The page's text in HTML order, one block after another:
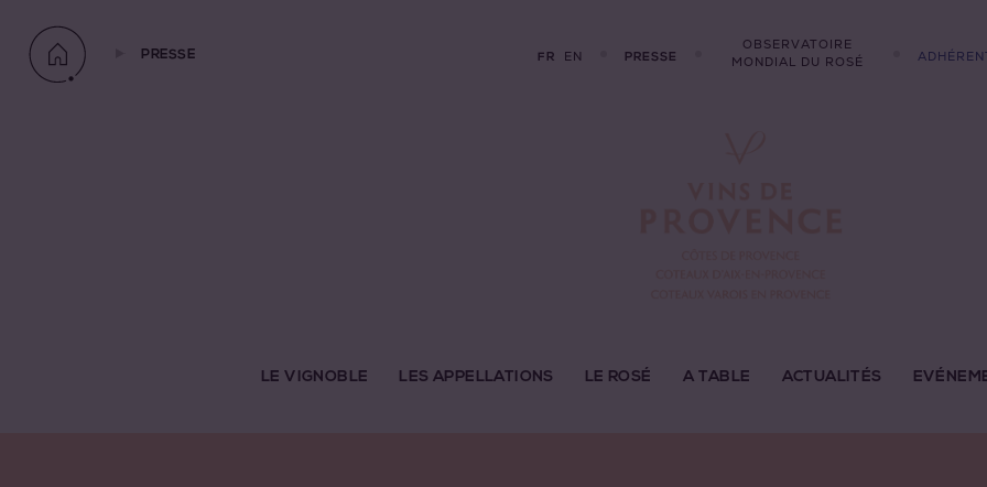
PRESSE FR EN PRESSE
OBSERVATOIRE
MONDIAL DU ROSÉ
LE VIGNOBLE LES APPELLATIONS LE ROSÉ A TABLE ACTUALITÉS